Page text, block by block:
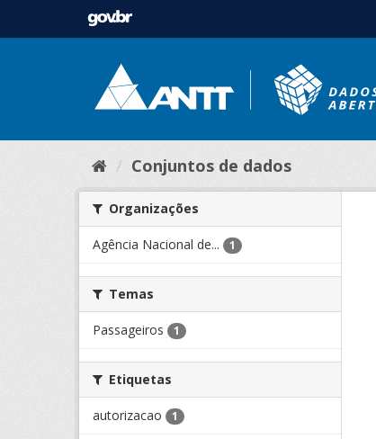
Conjuntos de dados
Organizações
Agência Nacional de... 1
Temas
Passageiros 1
Etiquetas
autorizacao 1